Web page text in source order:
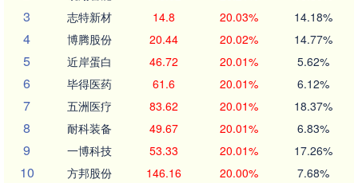
3 志特新材 14.8 20.03% 14.18%
4 博腾股份 20.44 20.02% 14.77%
5 近岸蛋白 46.72 20.01% 5.62%
6 毕得医药 61.6 20.01% 6.12%
7 五洲医疗 83.62 20.01% 18.37%
8 耐科装备 49.67 20.01% 6.83%
9 一博科技 53.33 20.01% 17.26%
10 方邦股份 146.16 20.00% 7.68%